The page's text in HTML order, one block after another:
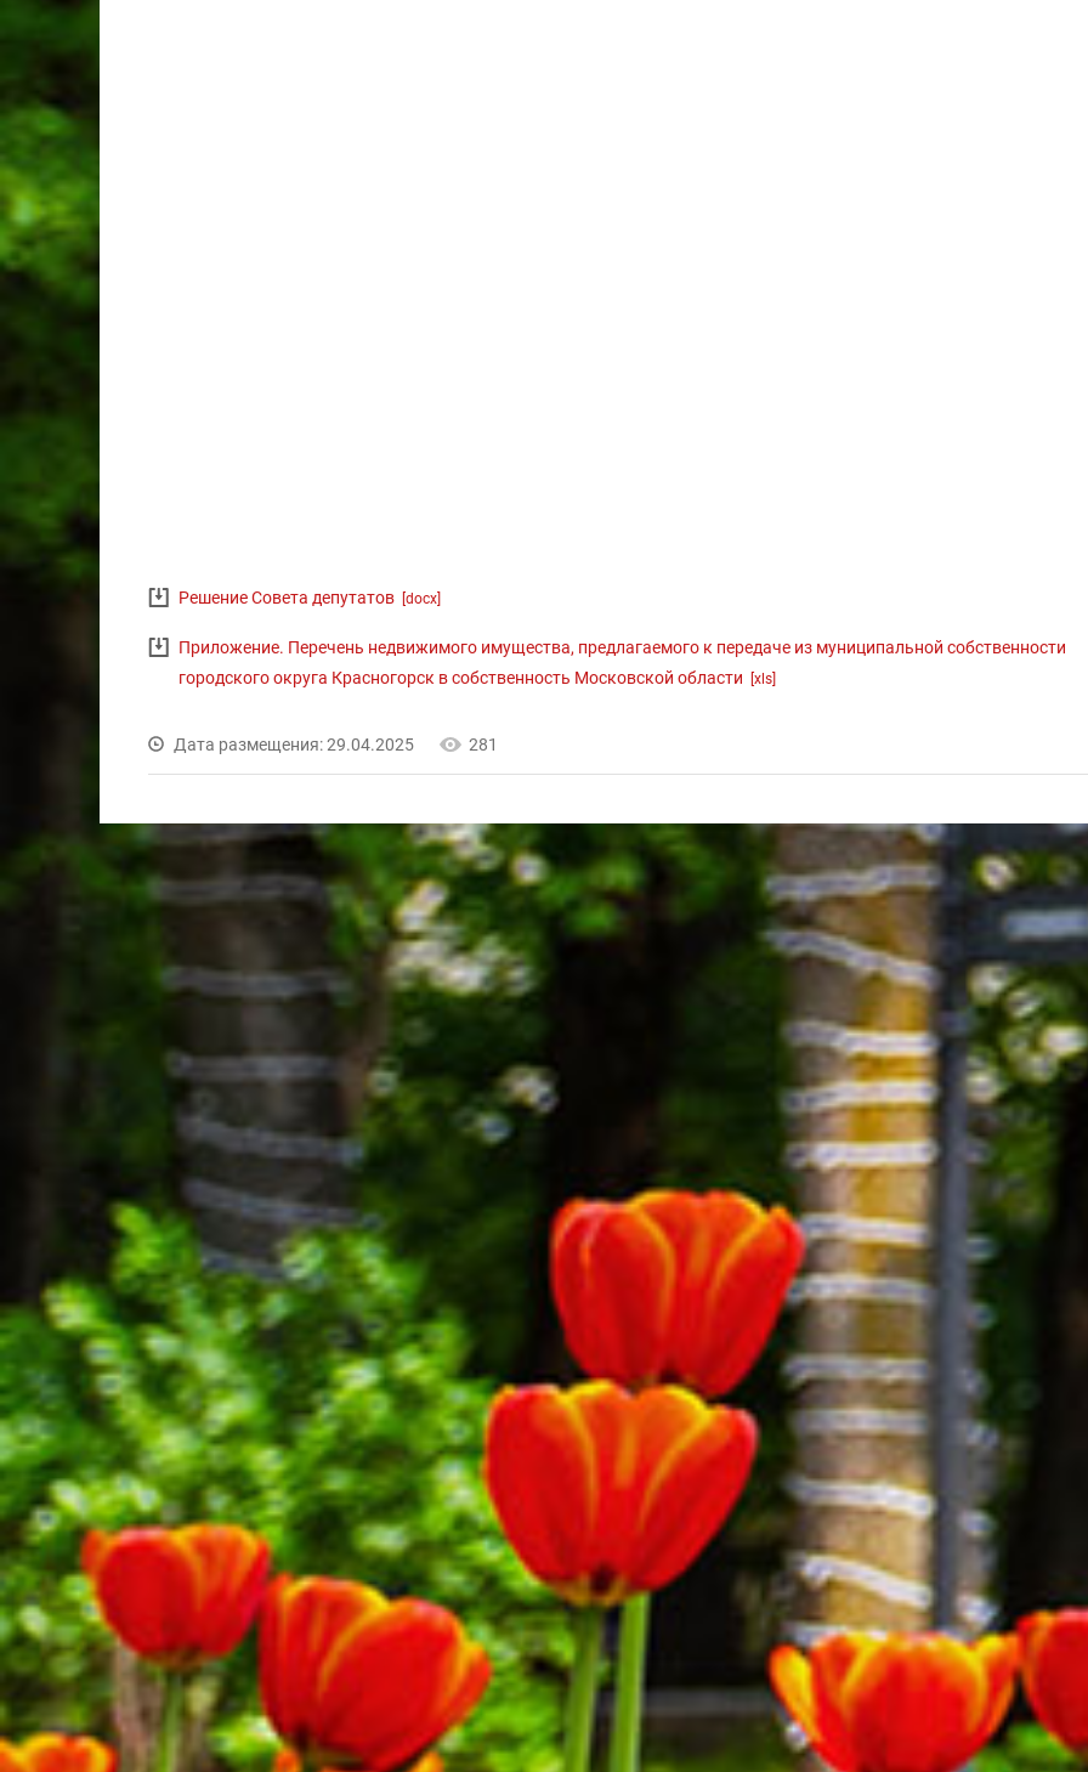
Решение Совета депутатов [docx]
Приложение. Перечень недвижимого имущества, предлагаемого к передаче из муниципальной собственности
городского округа Красногорск в собственность Московской области
[xls]
Дата размещения: 29.04.2025 281